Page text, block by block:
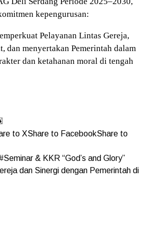
kepengurusan:
Pelayanan Lintas Gereja,
dan menyertakan Pemerintah dalam
dan ketahanan moral di tengah
to XShare to FacebookShare to
& KKR “God’s and Glory”
dan Sinergi dengan Pemerintah di